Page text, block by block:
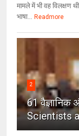
मामले में भी वह विलक्षण
भाषा... Readmore
2
61 वैज्ञानिक
Scientists